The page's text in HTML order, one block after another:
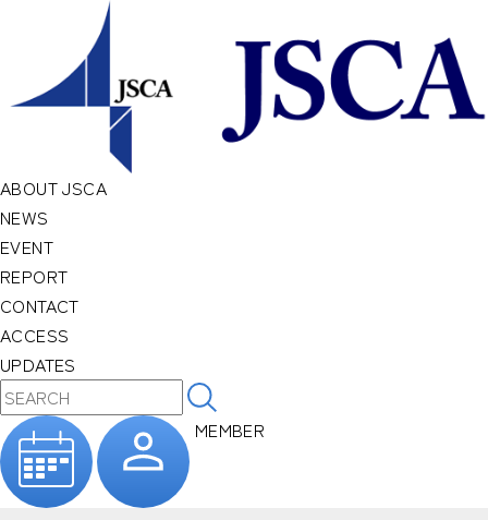
ABOUT JSCA
NEWS
EVENT
REPORT
CONTACT
ACCESS
UPDATES
MEMBER